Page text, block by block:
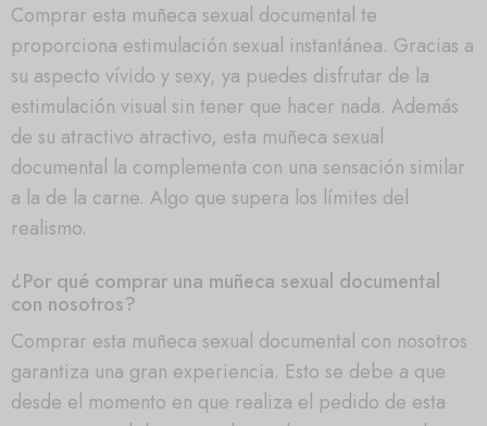
Comprar esta muñeca sexual documental te
proporciona estimulación sexual instantánea. Gracias a
su aspecto vívido y sexy, ya puedes disfrutar de la
estimulación visual sin tener que hacer nada. Además
de su atractivo atractivo, esta muñeca sexual
documental la complementa con una sensación similar
a la de la carne. Algo que supera los límites del
realismo.
¿Por qué comprar una muñeca sexual documental
con nosotros?
Comprar esta muñeca sexual documental con nosotros
garantiza una gran experiencia. Esto se debe a que
desde el momento en que realiza el pedido de esta